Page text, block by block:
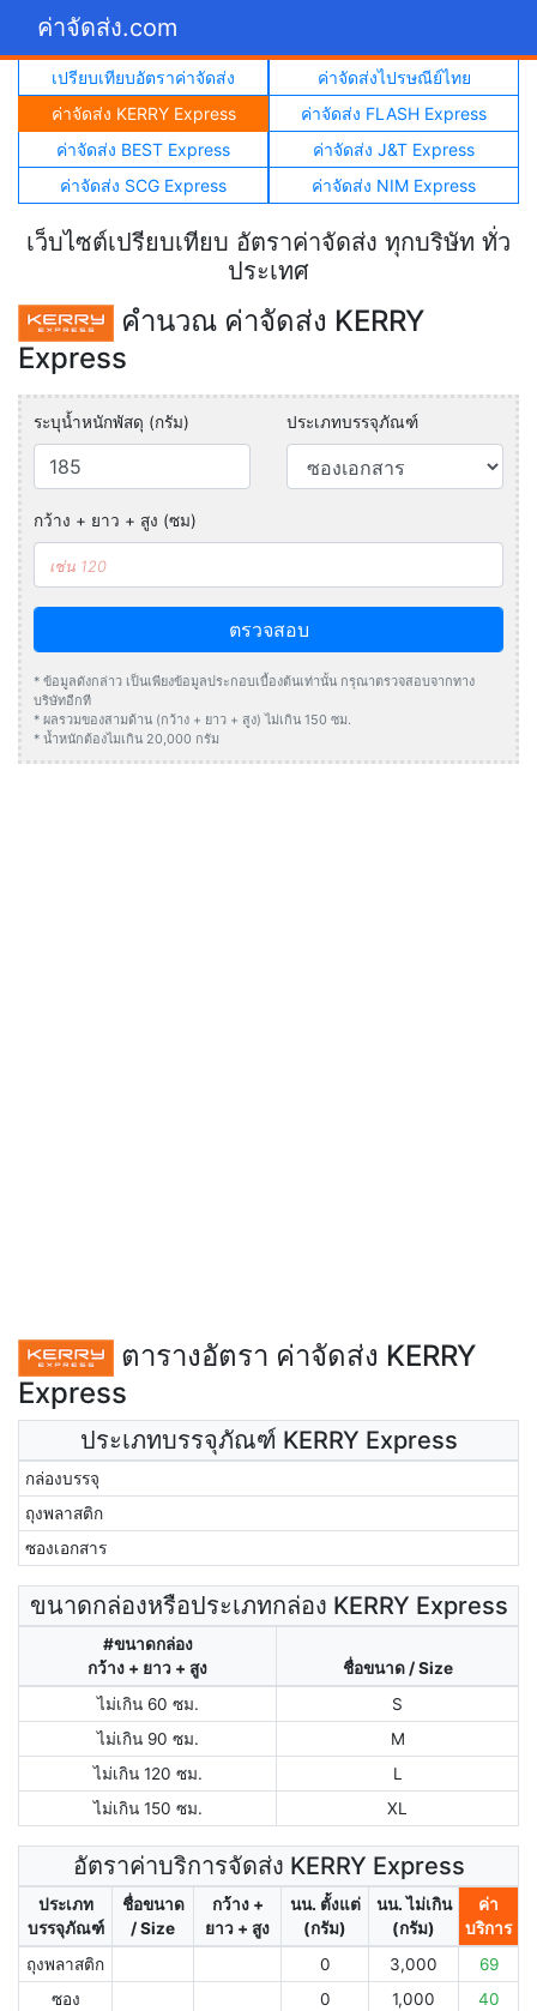
ค่าจัดส่ง.com
เปรียบเทียบอัตราค่าจัดส่ง
ค่าจัดส่งไปรษณีย์ไทย
ค่าจัดส่ง KERRY Express
ค่าจัดส่ง FLASH Express
ค่าจัดส่ง BEST Express
ค่าจัดส่ง J&T Express
ค่าจัดส่ง SCG Express
ค่าจัดส่ง NIM Express
เว็บไซต์เปรียบเทียบ อัตราค่าจัดส่ง ทุกบริษัท ทั่ว
ประเทศ
คำนวณ ค่าจัดส่ง KERRY
Express
ระบุน้ำหนักพัสดุ (กรัม) ประเภทบรรจุภัณฑ์
กว้าง + ยาว + สูง (ซม)
ตรวจสอบ
* ข้อมูลดังกล่าว เป็นเพียงข้อมูลประกอบเบื้องต้นเท่านั้น กรุณาตรวจสอบจากทาง
บริษัทอีกที
* ผลรวมของสามด้าน (กว้าง + ยาว + สูง) ไม่เกิน 150 ซม.
* น้ำหนักต้องไมเกิน 20,000 กรัม
ตารางอัตรา ค่าจัดส่ง KERRY
Express
ประเภทบรรจุภัณฑ์ KERRY Express
กล่องบรรจุ
ถุงพลาสติก
ซองเอกสาร
ขนาดกล่องหรือประเภทกล่อง KERRY Express
#ขนาดกล่อง
กว้าง + ยาว + สูง
ชื่อขนาด / Size
ไม่เกิน 60 ซม.
S
ไม่เกิน 90 ซม.
M
ไม่เกิน 120 ซม.
L
ไม่เกิน 150 ซม.
XL
อัตราค่าบริการจัดส่ง KERRY Express
ประเภท
บรรจุภัณฑ์
ชื่อขนาด
/ Size
กว้าง +
ยาว + สูง
นน. ตั้งแต่
(กรัม)
นน. ไม่เกิน
(กรัม)
ค่า
บริการ
ถุงพลาสติก
0 3,000
69
ซอง
0 1,000 40